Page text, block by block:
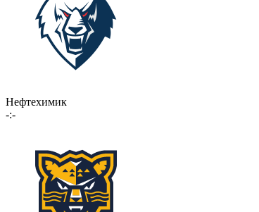
Нефтехимик
-:-